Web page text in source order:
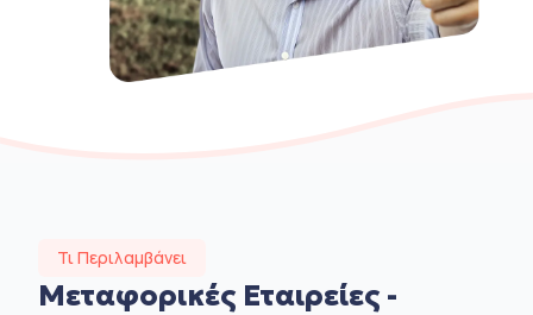
Τι Περιλαμβάνει
Μεταφορικές Εταιρείες -